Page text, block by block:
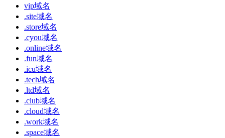
vip域名
.site域名
.store域名
.cyou域名
.online域名
.fun域名
.icu域名
.tech域名
.ltd域名
.club域名
.cloud域名
.work域名
.space域名